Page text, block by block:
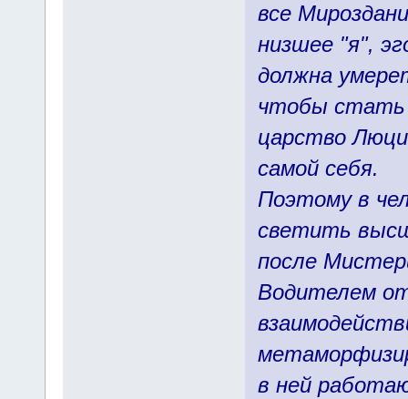
все
низшее "я",
должна
чтобы стать
царство
самой себя.
Поэтому в
светить
после
Водителем
в ней